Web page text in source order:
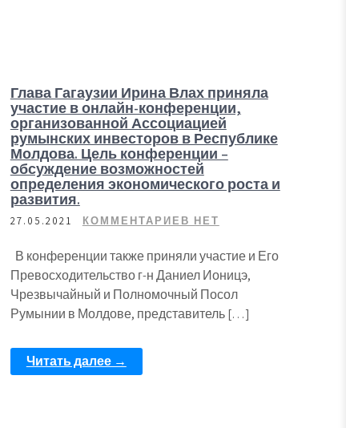
Глава Гагаузии Ирина Влах приняла
участие в онлайн-конференции,
организованной Ассоциацией
румынских инвесторов в Республике
Молдова. Цель конференции –
обсуждение возможностей
определения экономического роста и
развития.
27.05.2021 КОММЕНТАРИЕВ НЕТ
В конференции также приняли участие и Его
Превосходительство г-н Даниел Ионицэ,
Чрезвычайный и Полномочный Посол
Румынии в Молдове, представитель […]
Читать далее →